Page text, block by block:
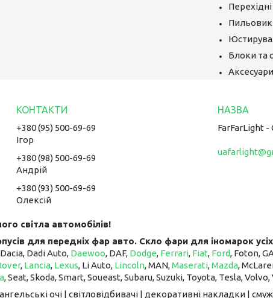
Блоки та
Аксесуари
+380 (95) 500-69-69
Ігор
+380 (98) 500-69-69
Андрій
+380 (93) 500-69-69
Олексій
FarFarLight -
світла автомобілів!
для передніх фар авто. Скло фари для іномарок
Dadi Auto, Daewoo, DAF, Dodge, Ferrari, Fiat, Ford, Foton,
, Lancia, Lexus, Li Auto, ​​​​​​​ Lincoln, MAN,Maserati,Mazda,
, Seat, Skoda, Smart, Soueast, Subaru, Suzuki, Toyota, Tesla,
очі | світловідбивачі | декоративні накладки |